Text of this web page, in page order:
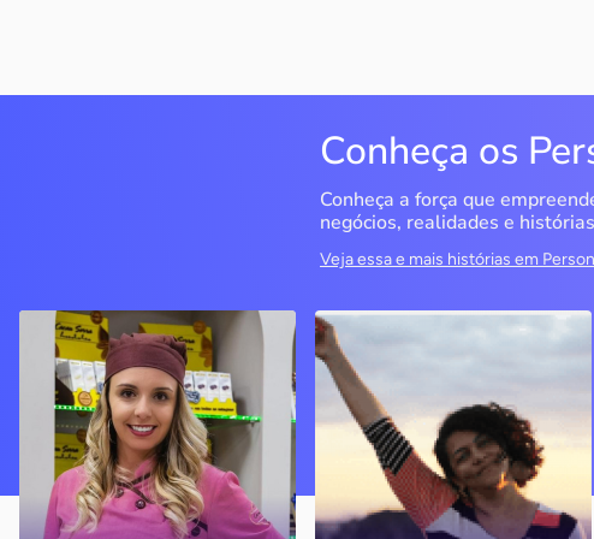
Conheça os
Conheça a força que
negócios, realidades e
Veja essa e mais histórias em
Cacau Serra
Urubici / SC
A empreendedora decidiu
seguir seu sonho de ter um
negócio próprio, investiu no
mercado de chocolates e
virou atrativo turístico em
Santa Catarina.
Seriema Ecoturismo
Rio da Conceição / TO
O objetivo era ter um CNPJ
para fazer cursos, mas o
negócio se tornou a
principal empresa do
segmento das Serras Gerais
(TO)